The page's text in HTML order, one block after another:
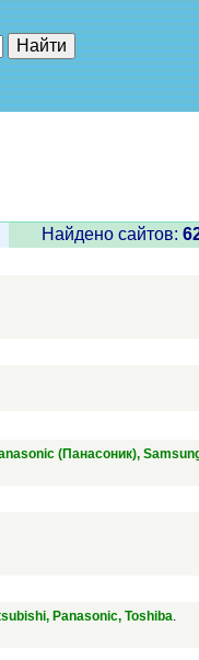
Найдено сайтов:
(Панасоник),
Panasonic, Toshiba.